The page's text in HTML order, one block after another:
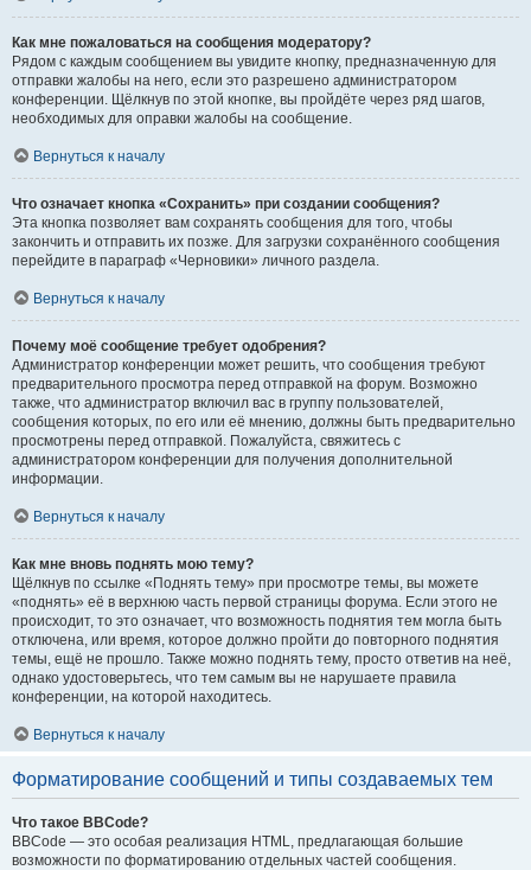
Как мне пожаловаться на сообщения модератору?
Рядом с каждым сообщением вы увидите кнопку, предназначенную для
отправки жалобы на него, если это разрешено администратором
конференции. Щёлкнув по этой кнопке, вы пройдёте через ряд шагов,
необходимых для оправки жалобы на сообщение.
Вернуться к началу
Что означает кнопка «Сохранить» при создании сообщения?
Эта кнопка позволяет вам сохранять сообщения для того, чтобы
закончить и отправить их позже. Для загрузки сохранённого сообщения
перейдите в параграф «Черновики» личного раздела.
Вернуться к началу
Почему моё сообщение требует одобрения?
Администратор конференции может решить, что сообщения требуют
предварительного просмотра перед отправкой на форум. Возможно
также, что администратор включил вас в группу пользователей,
сообщения которых, по его или её мнению, должны быть предварительно
просмотрены перед отправкой. Пожалуйста, свяжитесь с
администратором конференции для получения дополнительной
информации.
Вернуться к началу
Как мне вновь поднять мою тему?
Щёлкнув по ссылке «Поднять тему» при просмотре темы, вы можете
«поднять» её в верхнюю часть первой страницы форума. Если этого не
происходит, то это означает, что возможность поднятия тем могла быть
отключена, или время, которое должно пройти до повторного поднятия
темы, ещё не прошло. Также можно поднять тему, просто ответив на неё,
однако удостоверьтесь, что тем самым вы не нарушаете правила
конференции, на которой находитесь.
Вернуться к началу
Форматирование сообщений и типы создаваемых тем
Что такое BBCode?
BBCode — это особая реализация HTML, предлагающая большие
возможности по форматированию отдельных частей сообщения.